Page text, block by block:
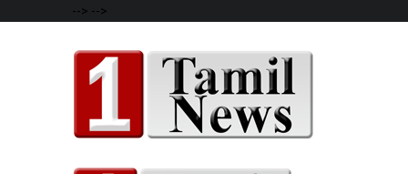
--> -->